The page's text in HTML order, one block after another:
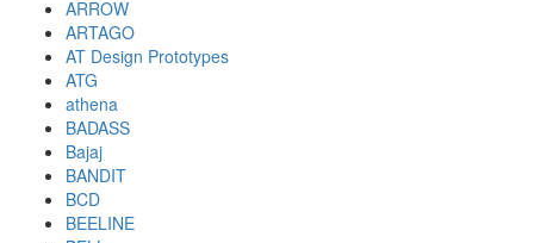
ARROW
ARTAGO
AT Design Prototypes
ATG
athena
BADASS
Bajaj
BANDIT
BCD
BEELINE